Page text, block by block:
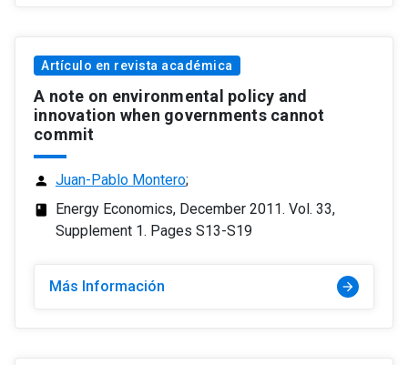
Artículo en revista académica
A note on environmental policy and
innovation when governments cannot
commit
person Juan-Pablo Montero;
class
Energy Economics, December 2011. Vol. 33,
Supplement 1. Pages S13-S19
Más Información arrow_forward